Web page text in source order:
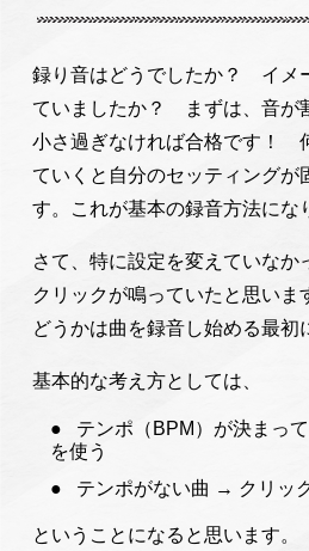
録り音はどうでしたか？ イメ
ていましたか？ まずは、音が
小さ過ぎなければ合格です！
ていくと自分のセッティングが
す。これが基本の録音方法にな
さて、特に設定を変えていなか
クリックが鳴っていたと思いま
どうかは曲を録音し始める最初
基本的な考え方としては、
テンポ（BPM）が決まっ
を使う
テンポがない曲 → クリッ
ということになると思います。